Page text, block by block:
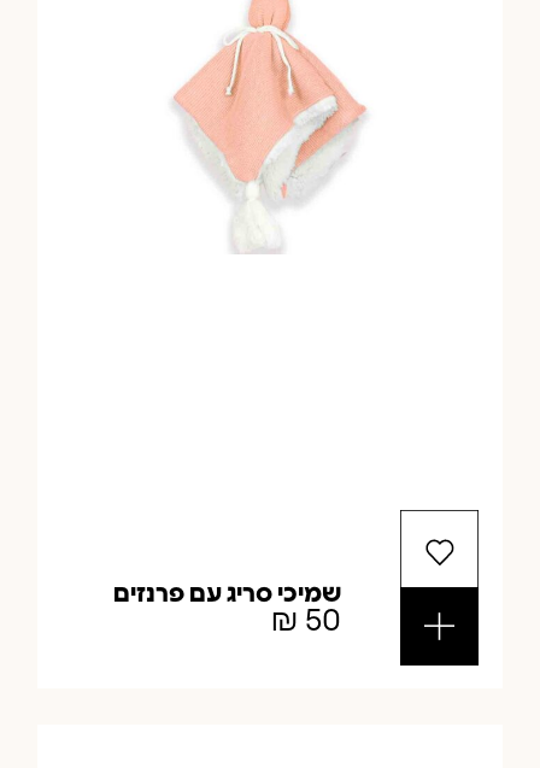
שמיכי סריג עם פרנזים
₪ 50